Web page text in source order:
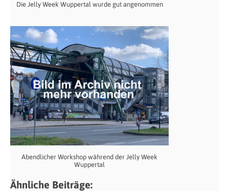
Die Jelly Week Wuppertal wurde gut angenommen
Abendlicher Workshop während der Jelly Week
Wuppertal
Ähnliche Beiträge: